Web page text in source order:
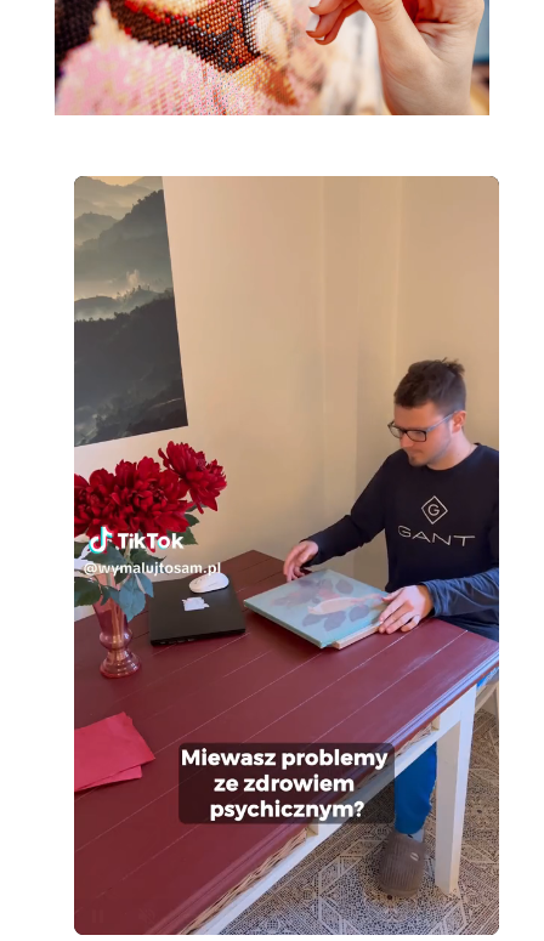
Unmute Loaded:
100.00%